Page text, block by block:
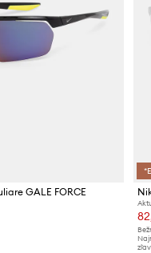
GALE FORCE